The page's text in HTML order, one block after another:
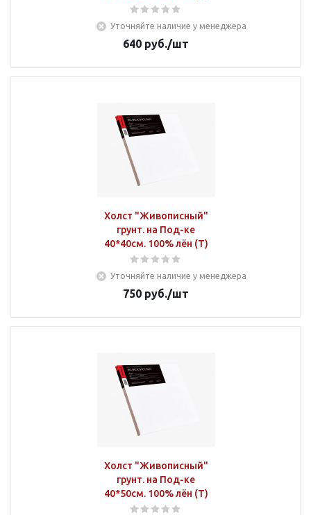
Уточняйте наличие у менеджера
640 руб./шт
Холст "Живописный"
грунт. на Под-ке
40*40см. 100% лён (Т)
Уточняйте наличие у менеджера
750 руб./шт
Холст "Живописный"
грунт. на Под-ке
40*50см. 100% лён (Т)